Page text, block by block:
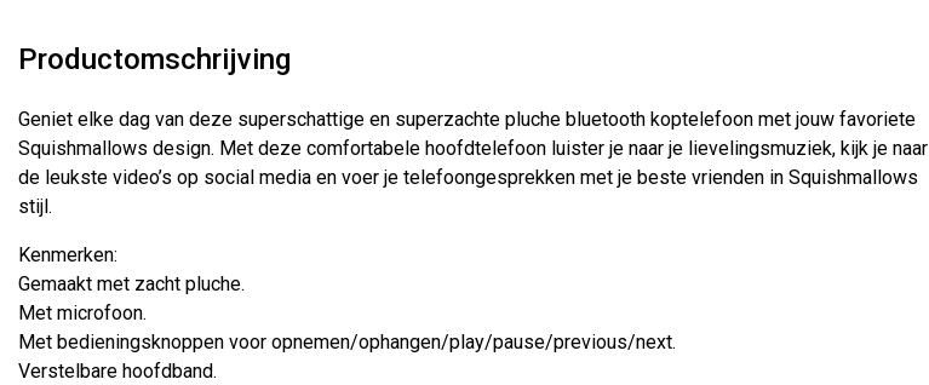
Productomschrijving
Geniet elke dag van deze superschattige en superzachte pluche bluetooth koptelefoon met jouw favoriete
Squishmallows design. Met deze comfortabele hoofdtelefoon luister je naar je lievelingsmuziek, kijk je naar
de leukste video’s op social media en voer je telefoongesprekken met je beste vrienden in Squishmallows
stijl.
Kenmerken:
Gemaakt met zacht pluche.
Met microfoon.
Met bedieningsknoppen voor opnemen/ophangen/play/pause/previous/next.
Verstelbare hoofdband.